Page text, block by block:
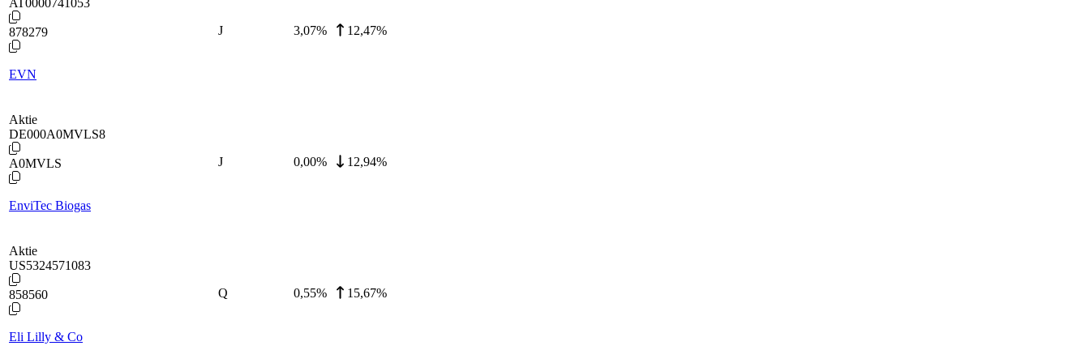
AT0000741053
878279
EVN
J 3,07% 12,47%
Aktie
DE000A0MVLS8
A0MVLS
EnviTec Biogas
J 0,00% 12,94%
Aktie
US5324571083
858560
Eli Lilly & Co
Q 0,55% 15,67%